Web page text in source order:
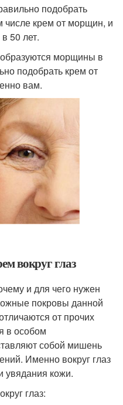
подобрать
числе крем от морщин, и
50 лет.
образуются морщины в
подобрать крем от
вам.
вокруг глаз
и для чего нужен
покровы данной
от прочих
в особом
собой мишень
Именно вокруг глаз
увядания кожи.
глаз: